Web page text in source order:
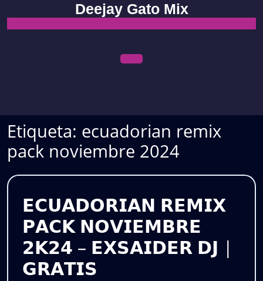
content
Deejay Gato Mix
Etiqueta: ecuadorian remix
pack noviembre 2024
𝗘𝗖𝗨𝗔𝗗𝗢𝗥𝗜𝗔𝗡 𝗥𝗘𝗠𝗜𝗫
𝗣𝗔𝗖𝗞 𝗡𝗢𝗩𝗜𝗘𝗠𝗕𝗥𝗘
𝟮𝗞𝟮𝟰 – 𝗘𝗫𝗦𝗔𝗜𝗗𝗘𝗥 𝗗𝗝 |
𝗚𝗥𝗔𝗧𝗜𝗦